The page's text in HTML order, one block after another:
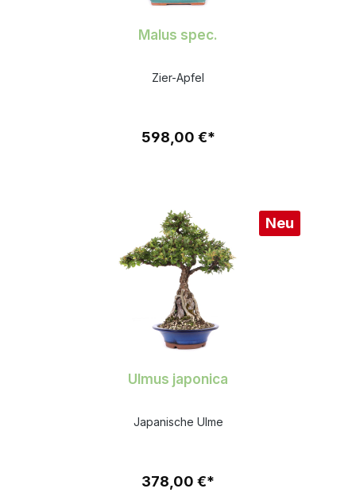
Malus spec.
Zier-Apfel
598,00 €*
Neu
Ulmus japonica
Japanische Ulme
378,00 €*